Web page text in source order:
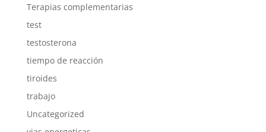
Terapias complementarias
test
testosterona
tiempo de reacción
tiroides
trabajo
Uncategorized